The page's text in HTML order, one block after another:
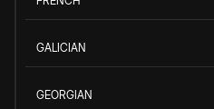
GALICIAN
GEORGIAN